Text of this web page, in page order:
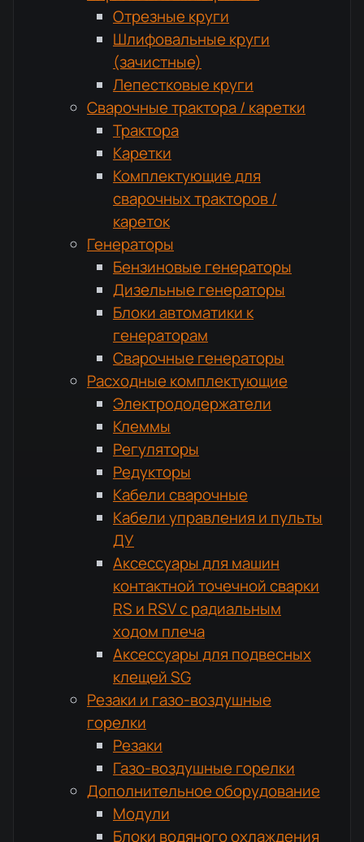
Отрезные круги
Шлифовальные круги
(зачистные)
Лепестковые круги
Сварочные трактора / каретки
Трактора
Каретки
Комплектующие для
сварочных тракторов /
кареток
Генераторы
Бензиновые генераторы
Дизельные генераторы
Блоки автоматики к
генераторам
Сварочные генераторы
Расходные комплектующие
Электрододержатели
Клеммы
Регуляторы
Редукторы
Кабели сварочные
Кабели управления и пульты
ДУ
Аксессуары для машин
контактной точечной сварки
RS и RSV с радиальным
ходом плеча
Аксессуары для подвесных
клещей SG
Резаки и газо-воздушные
горелки
Резаки
Газо-воздушные горелки
Дополнительное оборудование
Модули
Блоки водяного охлаждения